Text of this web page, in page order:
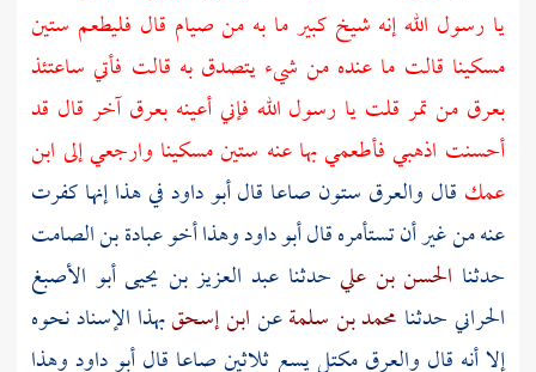
يا رسول الله إنه شيخ كبير ما به من صيام قال فليطعم ستين
مسكينا قالت ما عنده من شيء يتصدق به قالت فأتي ساعتئذ
بعرق من تمر قلت يا رسول الله فإني أعينه بعرق آخر قال قد
أحسنت اذهبي فأطعمي بها عنه ستين مسكينا وارجعي إلى ابن
عمك قال والعرق ستون صاعا قال أبو داود في هذا إنها كفرت
عنه من غير أن تستأمره قال أبو داود وهذا أخوعبادة بن الصامت
حدثنا الحسن بن علي حدثنا عبد العزيز بن يحيى أبو الأصبغ
الحرانيحدثنا محمد بن سلمةعنابن إسحقبهذا الإسناد نحوه
إلا أنه قال والعرق مكتل يسع ثلاثين صاعا قال أبو داود وهذا